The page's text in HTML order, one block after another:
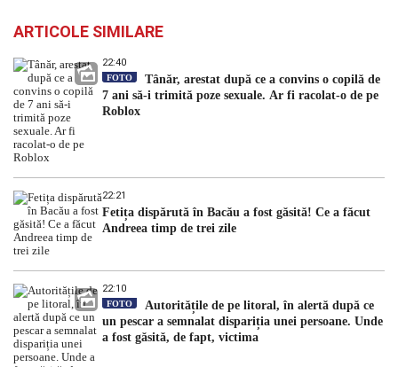
ARTICOLE SIMILARE
22:40
FOTO
Tânăr, arestat după ce a convins o copilă de
7 ani să-i trimită poze sexuale. Ar fi racolat-o de pe
Roblox
22:21
Fetița dispărută în Bacău a fost găsită! Ce a făcut
Andreea timp de trei zile
22:10
FOTO
Autoritățile de pe litoral, în alertă după ce
un pescar a semnalat dispariția unei persoane. Unde
a fost găsită, de fapt, victima